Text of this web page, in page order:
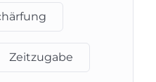
Zeitzugabe